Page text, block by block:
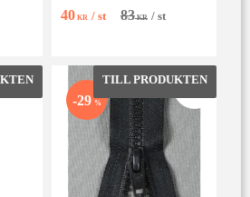
40 KR / st 83KR / st
Lägg till i favoriter
29 % Lägg till